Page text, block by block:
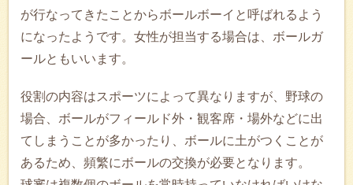
が行なってきたことからボールボーイと呼ばれるよう
になったようです。女性が担当する場合は、ボールガ
ールともいいます。
役割の内容はスポーツによって異なりますが、野球の
場合、ボールがフィールド外・観客席・場外などに出
てしまうことが多かったり、ボールに土がつくことが
あるため、頻繁にボールの交換が必要となります。